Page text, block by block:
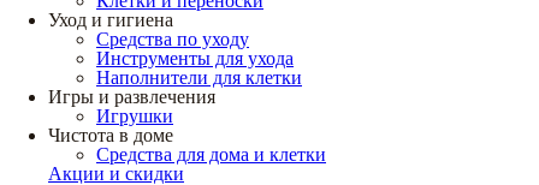
Уход и гигиена
Средства по уходу
Инструменты для ухода
Наполнители для клетки
Игры и развлечения
Игрушки
Чистота в доме
Средства для дома и клетки
Акции и скидки